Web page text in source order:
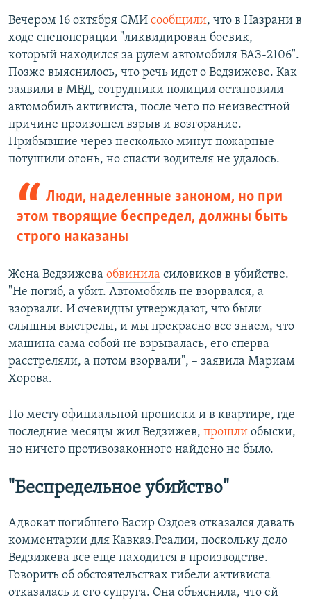
Вечером 16 октября СМИ сообщили, что в Назрани в
ходе спецоперации "ликвидирован боевик,
который находился за рулем автомобиля ВАЗ-2106".
Позже выяснилось, что речь идет о Ведзижеве. Как
заявили в МВД, сотрудники полиции остановили
автомобиль активиста, после чего по неизвестной
причине произошел взрыв и возгорание.
Прибывшие через несколько минут пожарные
потушили огонь, но спасти водителя не удалось.
Люди, наделенные законом, но при
этом творящие беспредел, должны быть
строго наказаны
Жена Ведзижева обвинила силовиков в убийстве.
"Не погиб, а убит. Автомобиль не взорвался, а
взорвали. И очевидцы утверждают, что были
слышны выстрелы, и мы прекрасно все знаем, что
машина сама собой не взрывалась, его сперва
расстреляли, а потом взорвали", – заявила Мариам
Хорова.
По месту официальной прописки и в квартире, где
последние месяцы жил Ведзижев, прошли обыски,
но ничего противозаконного найдено не было.
"Беспредельное убийство"
Адвокат погибшего Басир Оздоев отказался давать
комментарии для Кавказ.Реалии, поскольку дело
Ведзижева все еще находится в производстве.
Говорить об обстоятельствах гибели активиста
отказалась и его супруга. Она объяснила, что ей